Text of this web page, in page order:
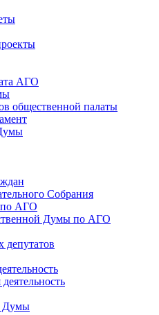
АГО
общественной палаты
Собрания
по АГО
Думы по АГО
депутатов
Думы